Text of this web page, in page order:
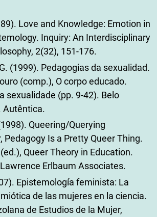
Love and Knowledge: Emotion in
Inquiry: An Interdisciplinary
2(32), 151-176.
(1999). Pedagogias da sexualidad.
(comp.), O corpo educado.
sexualidade (pp. 9-42). Belo
Autêntica.
Queering/Querying
Pedagogy Is a Pretty Queer Thing.
(ed.), Queer Theory in Education.
Erlbaum Associates.
Epistemología feminista: La
de las mujeres en la ciencia.
de Estudios de la Mujer,